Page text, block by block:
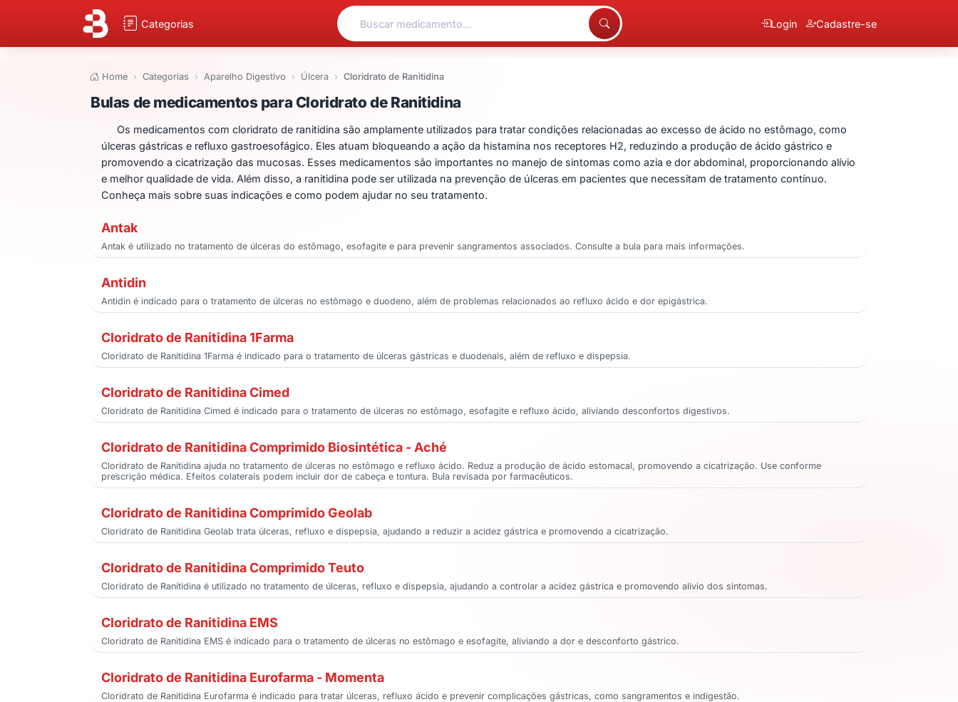
Categorias Login Cadastre-se
Home Categorias Aparelho Digestivo Úlcera Cloridrato de Ranitidina
Bulas de medicamentos para Cloridrato de Ranitidina
Bulas de medicamentos para Cloridrato de Ranitidina
Os medicamentos com cloridrato de ranitidina são amplamente utilizados para tratar condições relacionadas ao excesso de ácido no estômago, como
úlceras gástricas e refluxo gastroesofágico. Eles atuam bloqueando a ação da histamina nos receptores H2, reduzindo a produção de ácido gástrico e
promovendo a cicatrização das mucosas. Esses medicamentos são importantes no manejo de sintomas como azia e dor abdominal, proporcionando alívio
e melhor qualidade de vida. Além disso, a ranitidina pode ser utilizada na prevenção de úlceras em pacientes que necessitam de tratamento contínuo.
Conheça mais sobre suas indicações e como podem ajudar no seu tratamento.
Antak
Antak é utilizado no tratamento de úlceras do estômago, esofagite e para prevenir sangramentos associados. Consulte a bula para mais informações.
Antidin
Antidin é indicado para o tratamento de úlceras no estômago e duodeno, além de problemas relacionados ao refluxo ácido e dor epigástrica.
Cloridrato de Ranitidina 1Farma
Cloridrato de Ranitidina 1Farma é indicado para o tratamento de úlceras gástricas e duodenais, além de refluxo e dispepsia.
Cloridrato de Ranitidina Cimed
Cloridrato de Ranitidina Cimed é indicado para o tratamento de úlceras no estômago, esofagite e refluxo ácido, aliviando desconfortos digestivos.
Cloridrato de Ranitidina Comprimido Biosintética - Aché
Cloridrato de Ranitidina ajuda no tratamento de úlceras no estômago e refluxo ácido. Reduz a produção de ácido estomacal, promovendo a cicatrização. Use conforme
prescrição médica. Efeitos colaterais podem incluir dor de cabeça e tontura. Bula revisada por farmacêuticos.
Cloridrato de Ranitidina Comprimido Geolab
Cloridrato de Ranitidina Geolab trata úlceras, refluxo e dispepsia, ajudando a reduzir a acidez gástrica e promovendo a cicatrização.
Cloridrato de Ranitidina Comprimido Teuto
Cloridrato de Ranitidina é utilizado no tratamento de úlceras, refluxo e dispepsia, ajudando a controlar a acidez gástrica e promovendo alívio dos sintomas.
Cloridrato de Ranitidina EMS
Cloridrato de Ranitidina EMS é indicado para o tratamento de úlceras no estômago e esofagite, aliviando a dor e desconforto gástrico.
Cloridrato de Ranitidina Eurofarma - Momenta
Cloridrato de Ranitidina Eurofarma é indicado para tratar úlceras, refluxo ácido e prevenir complicações gástricas, como sangramentos e indigestão.